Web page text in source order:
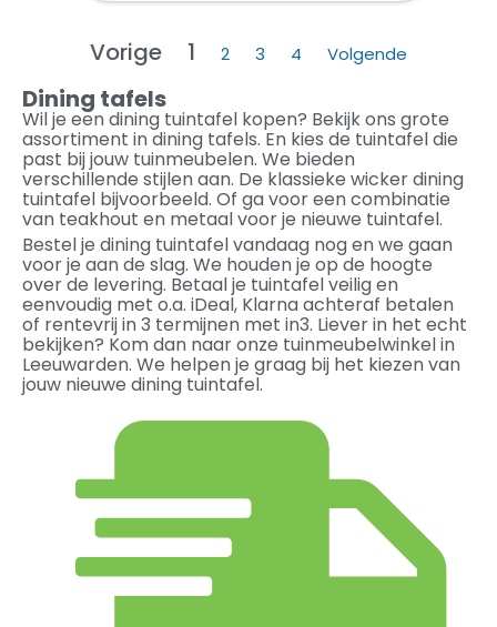
Vorige 1 2 3 4 Volgende
Dining tafels
Wil je een dining tuintafel kopen? Bekijk ons grote
assortiment in dining tafels. En kies de tuintafel die
past bij jouw tuinmeubelen. We bieden
verschillende stijlen aan. De klassieke wicker dining
tuintafel bijvoorbeeld. Of ga voor een combinatie
van teakhout en metaal voor je nieuwe tuintafel.
Bestel je dining tuintafel vandaag nog en we gaan
voor je aan de slag. We houden je op de hoogte
over de levering. Betaal je tuintafel veilig en
eenvoudig met o.a. iDeal, Klarna achteraf betalen
of rentevrij in 3 termijnen met in3. Liever in het echt
bekijken? Kom dan naar onze tuinmeubelwinkel in
Leeuwarden. We helpen je graag bij het kiezen van
jouw nieuwe dining tuintafel.